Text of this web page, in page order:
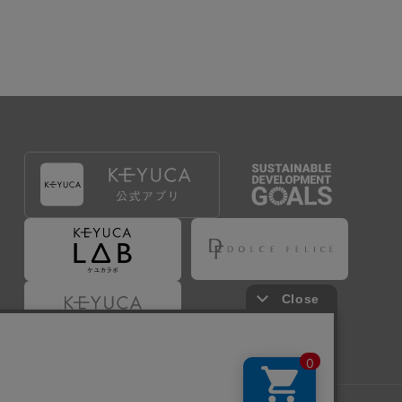
ることで登録することが出来ます。
判断した場合は、弊社は、その登録を取り消す
事前に通知することなく一旦なされた登録を取